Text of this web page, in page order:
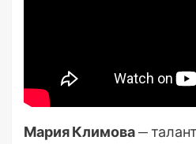
Мария Климова—